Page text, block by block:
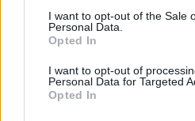
I want to opt-out of the Sale
Personal Data.
Opted In
I want to opt-out of
Personal Data for Targeted
Opted In
Hiába írták alá több mint
petícióját, jön a szigorítás